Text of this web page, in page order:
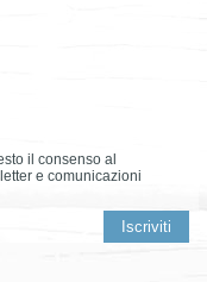
il consenso al
e comunicazioni